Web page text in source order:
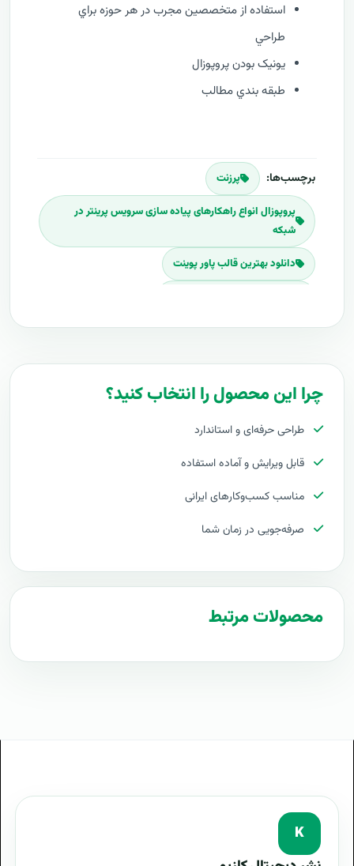
استفاده از متخصصين مجرب در هر حوزه براي
طراحي
يونيک بودن پروپوزال
طبقه بندي مطالب
برچسب‌ها: پرزنت
پروپوزال انواع راهکارهای پیاده سازی سرویس پرینتر در
شبکه
دانلود بهترین قالب پاور پوینت
PowerPoint Theme-plate دانلود پروپوزال حرفه ای
دانلود فایل ارایه پاورپوینت
حرفه ای ترین فایل پاور پوینت
قالب های آماده پاورپوینت
چرا این محصول را انتخاب کنید؟
طراحی حرفه‌ای و استاندارد
قابل ویرایش و آماده استفاده
مناسب کسب‌وکارهای ایرانی
صرفه‌جویی در زمان شما
محصولات مرتبط
K